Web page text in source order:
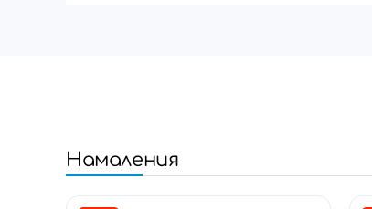
Намаления